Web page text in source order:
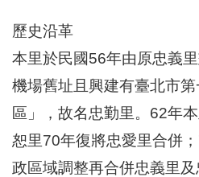
統
文
化
局
化
資
產
歷史沿革
本里於民國56年由原忠義
機場舊址且興建有臺北市
區」，故名忠勤里。62年
恕里70年復將忠愛里合併
政區域調整再合併忠義里